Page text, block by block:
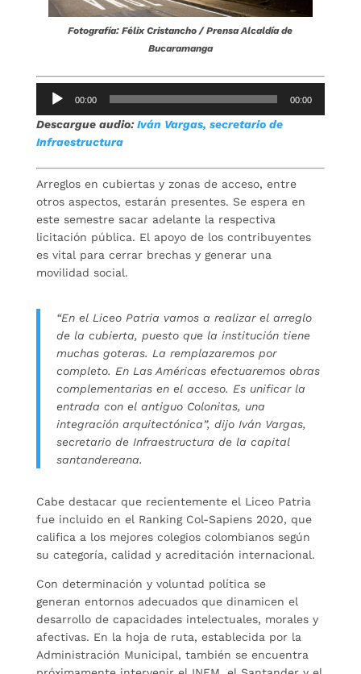
Fotografía: Félix Cristancho / Prensa Alcaldía de
Bucaramanga
Reproductor
audio
00:00 00:00
Descargue audio:Iván Vargas, secretario de
Infraestructura
Arreglos en cubiertas y zonas de acceso, entre
otros aspectos, estarán presentes. Se espera en
este semestre sacar adelante la respectiva
licitación pública. El apoyo de los contribuyentes
es vital para cerrar brechas y generar una
movilidad social.
“En el Liceo Patria vamos a realizar el arreglo
de la cubierta, puesto que la institución tiene
muchas goteras. La remplazaremos por
completo. En Las Américas efectuaremos obras
complementarias en el acceso. Es unificar la
entrada con el antiguo Colonitas, una
integración arquitectónica”, dijo Iván Vargas,
secretario de Infraestructura de la capital
santandereana.
Cabe destacar que recientemente el Liceo Patria
fue incluido en el Ranking Col-Sapiens 2020, que
califica a los mejores colegios colombianos según
su categoría, calidad y acreditación internacional.
Con determinación y voluntad política se
generan entornos adecuados que dinamicen el
desarrollo de capacidades intelectuales, morales y
afectivas. En la hoja de ruta, establecida por la
Administración Municipal, también se encuentra